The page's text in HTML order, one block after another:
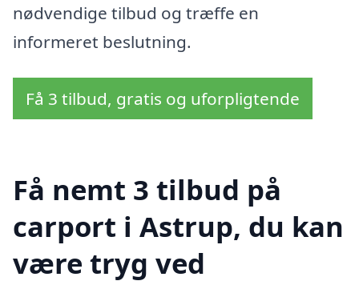
nødvendige tilbud og træffe en
informeret beslutning.
Få 3 tilbud, gratis og uforpligtende
Få nemt 3 tilbud på
carport i Astrup, du kan
være tryg ved